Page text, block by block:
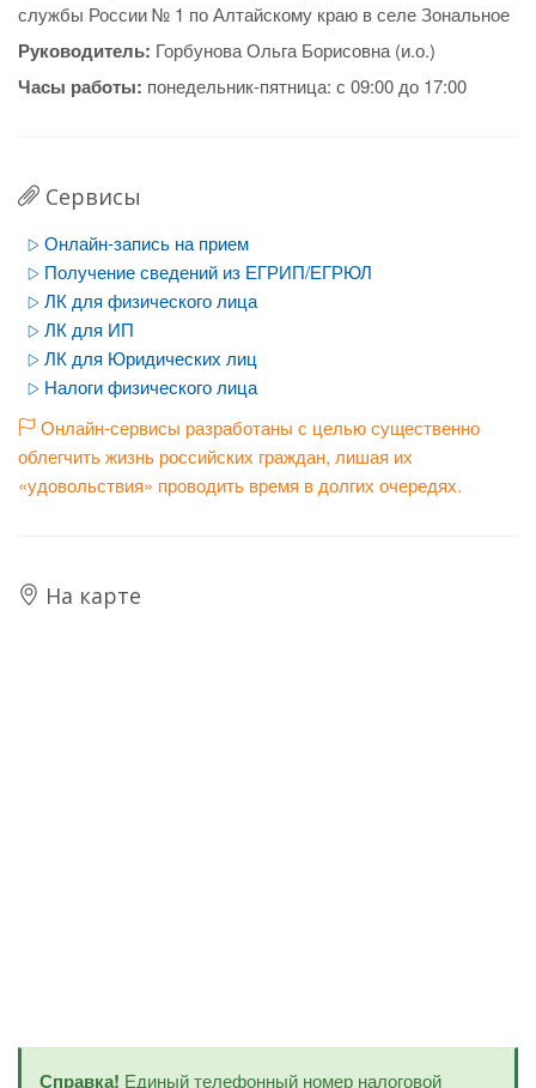
службы России № 1 по Алтайскому краю в селе Зональное
Руководитель: Горбунова Ольга Борисовна (и.о.)
Часы работы: понедельник-пятница: с 09:00 до 17:00
Сервисы
Онлайн-запись на прием
Получение сведений из ЕГРИП/ЕГРЮЛ
ЛК для физического лица
ЛК для ИП
ЛК для Юридических лиц
Налоги физического лица
Онлайн-сервисы разработаны с целью существенно
облегчить жизнь российских граждан, лишая их
«удовольствия» проводить время в долгих очередях.
На карте
Справка! Единый телефонный номер налоговой